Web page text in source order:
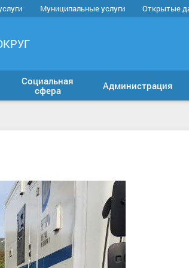
Муниципальные услуги Открытые
Социальная
сфера
Администрация